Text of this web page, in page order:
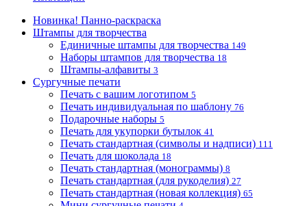
Новинка! Панно-раскраска
Штампы для творчества
Единичные штампы для творчества 149
Наборы штампов для творчества 18
Штампы-алфавиты 3
Сургучные печати
Печать с вашим логотипом 5
Печать индивидуальная по шаблону 76
Подарочные наборы 5
Печать для укупорки бутылок 41
Печать стандартная (символы и надписи) 111
Печать для шоколада 18
Печать стандартная (монограммы) 8
Печать стандартная (для рукоделия) 27
Печать стандартная (новая коллекция) 65